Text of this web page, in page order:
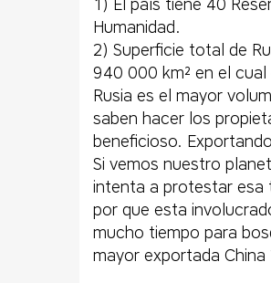
1) El país tiene 40
Humanidad.
2) Superficie total de
940 000 km² en el
Rusia es el mayor
saben hacer los
beneficioso.
​​​​​​​Si vemos nuestro
intenta a protestar esa
por que esta
mucho tiempo para
mayor exportada China